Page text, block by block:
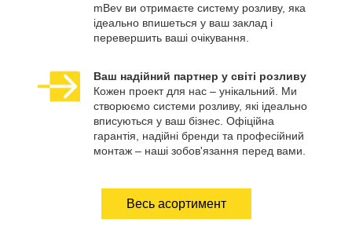
mBev ви отримаєте систему розливу, яка
ідеально впишеться у ваш заклад і
перевершить ваші очікування.
Ваш надійний партнер у світі розливу
Кожен проект для нас – унікальний. Ми
створюємо системи розливу, які ідеально
вписуються у ваш бізнес. Офіційна
гарантія, надійні бренди та професійний
монтаж – наші зобов'язання перед вами.
Весь асортимент